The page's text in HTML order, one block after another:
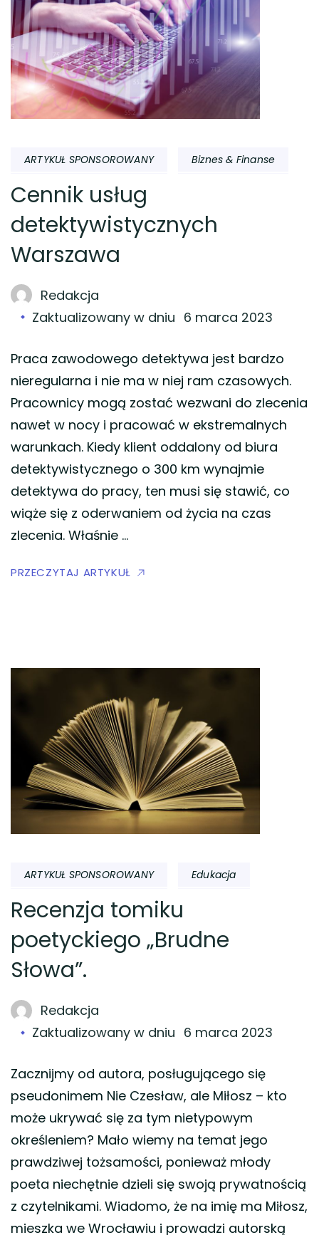
ARTYKUŁ SPONSOROWANY Biznes & Finanse
Cennik usług
detektywistycznych
Warszawa
Redakcja
Zaktualizowany w dniu 6 marca 2023
Praca zawodowego detektywa jest bardzo
nieregularna i nie ma w niej ram czasowych.
Pracownicy mogą zostać wezwani do zlecenia
nawet w nocy i pracować w ekstremalnych
warunkach. Kiedy klient oddalony od biura
detektywistycznego o 300 km wynajmie
detektywa do pracy, ten musi się stawić, co
wiąże się z oderwaniem od życia na czas
zlecenia. Właśnie …
PRZECZYTAJ ARTYKUŁ
ARTYKUŁ SPONSOROWANY Edukacja
Recenzja tomiku
poetyckiego „Brudne
Słowa”.
Redakcja
Zaktualizowany w dniu 6 marca 2023
Zacznijmy od autora, posługującego się
pseudonimem Nie Czesław, ale Miłosz – kto
może ukrywać się za tym nietypowym
określeniem? Mało wiemy na temat jego
prawdziwej tożsamości, ponieważ młody
poeta niechętnie dzieli się swoją prywatnością
z czytelnikami. Wiadomo, że na imię ma Miłosz,
mieszka we Wrocławiu i prowadzi autorską